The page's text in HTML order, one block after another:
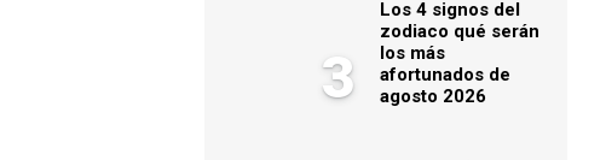
3
Los 4 signos del
zodiaco qué serán
los más
afortunados de
agosto 2026